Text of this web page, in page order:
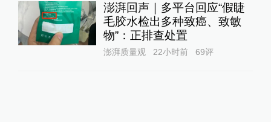
澎湃回声｜多平台回应“假睫
毛胶水检出多种致癌、致敏
物”：正排查处置
澎湃质量观 22小时前 69评